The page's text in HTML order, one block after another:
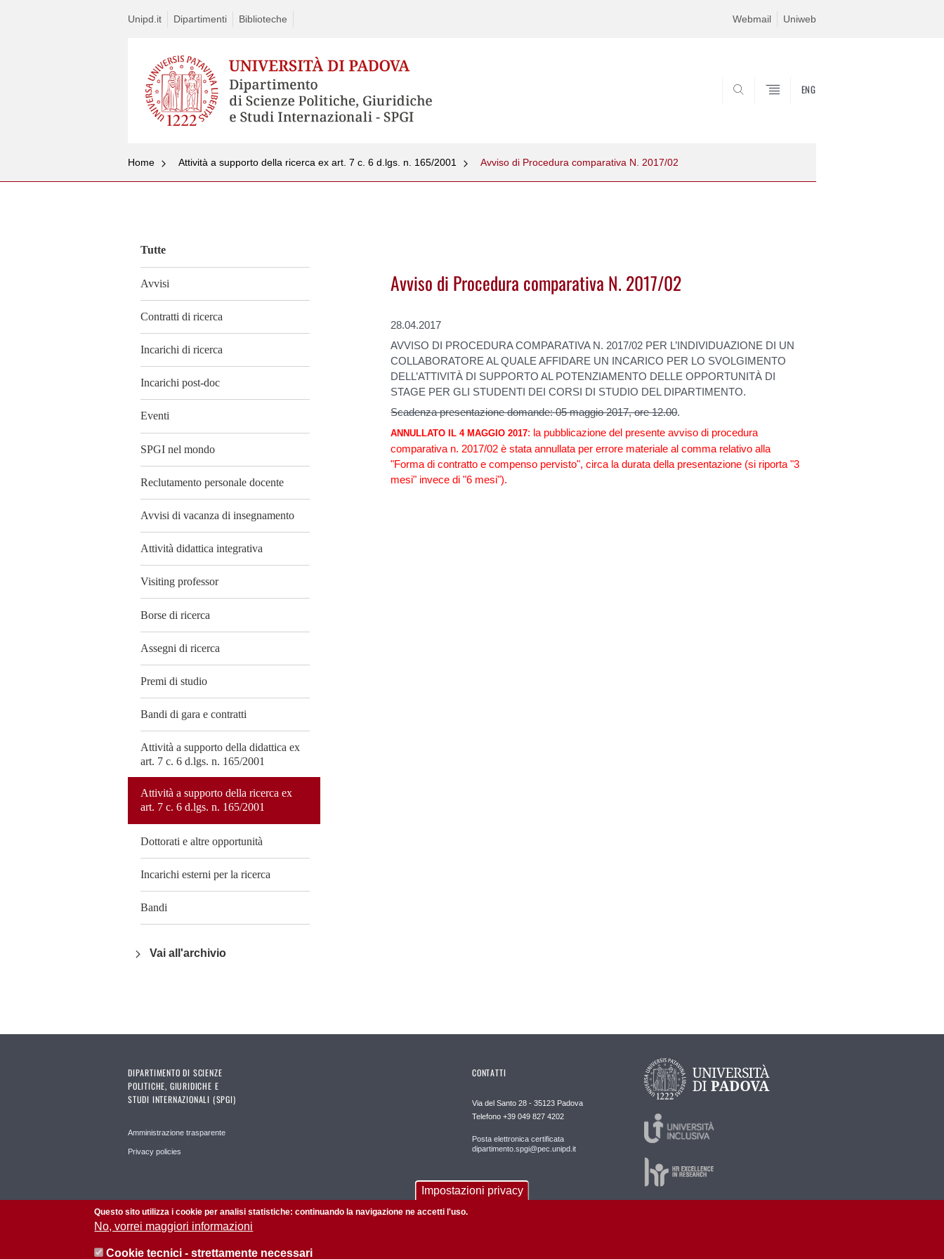
Unipd.it Dipartimenti Biblioteche Webmail Uniweb
ENG
Home Attività a supporto della ricerca ex art. 7 c. 6 d.lgs. n. 165/2001 Avviso di Procedura comparativa N. 2017/02
Tutte
Avvisi
Contratti di ricerca
Incarichi di ricerca
Incarichi post-doc
Eventi
SPGI nel mondo
Reclutamento personale docente
Avvisi di vacanza di insegnamento
Attività didattica integrativa
Visiting professor
Borse di ricerca
Assegni di ricerca
Premi di studio
Bandi di gara e contratti
Attività a supporto della didattica ex
art. 7 c. 6 d.lgs. n. 165/2001
Attività a supporto della ricerca ex
art. 7 c. 6 d.lgs. n. 165/2001
Dottorati e altre opportunità
Incarichi esterni per la ricerca
Bandi
Vai all'archivio
Avviso di Procedura comparativa N. 2017/02
28.04.2017
AVVISO DI PROCEDURA COMPARATIVA N. 2017/02 PER L’INDIVIDUAZIONE DI UN
COLLABORATORE AL QUALE AFFIDARE UN INCARICO PER LO SVOLGIMENTO
DELL’ATTIVITÀ DI SUPPORTO AL POTENZIAMENTO DELLE OPPORTUNITÀ DI
STAGE PER GLI STUDENTI DEI CORSI DI STUDIO DEL DIPARTIMENTO.
Scadenza presentazione domande: 05 maggio 2017, ore 12.00.
ANNULLATO IL 4 MAGGIO 2017: la pubblicazione del presente avviso di procedura
comparativa n. 2017/02 è stata annullata per errore materiale al comma relativo alla
"Forma di contratto e compenso pervisto", circa la durata della presentazione (si riporta "3
mesi" invece di "6 mesi").
DIPARTIMENTO DI SCIENZE
POLITICHE, GIURIDICHE E
STUDI INTERNAZIONALI (SPGI)
Amministrazione trasparente
Privacy policies
CONTATTI
Via del Santo 28 - 35123 Padova
Telefono +39 049 827 4202
Posta elettronica certificata
dipartimento.spgi@pec.unipd.it
Impostazioni privacy
Questo sito utilizza i cookie per analisi statistiche: continuando la navigazione ne accetti l'uso.
No, vorrei maggiori informazioni
Cookie tecnici - strettamente necessari